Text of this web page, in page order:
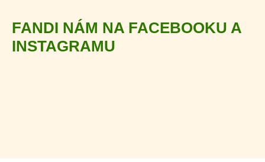
FANDI NÁM NA FACEBOOKU A
INSTAGRAMU